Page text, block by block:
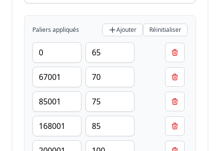
Paliers appliqués Ajouter Réinitialiser